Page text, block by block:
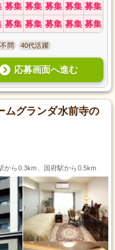
募集 募集 募集 募集 募集
募集 募集 募集 募集 募集
問 40代活躍
応募画面へ進む
ムグランダ水前寺の
から0.3km、国府駅から0.5km